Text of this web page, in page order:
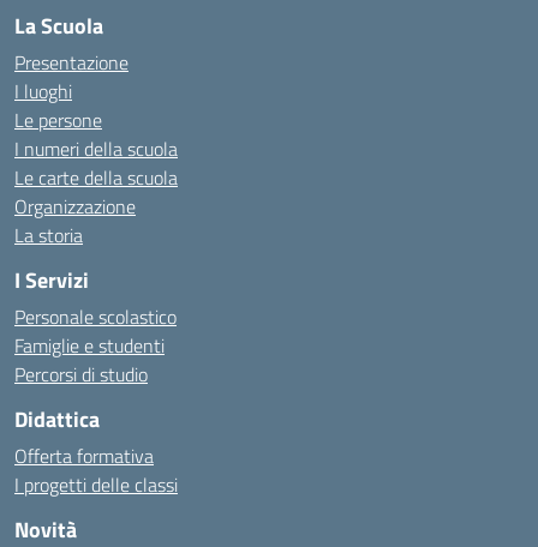
La Scuola
Presentazione
I luoghi
Le persone
I numeri della scuola
Le carte della scuola
Organizzazione
La storia
I Servizi
Personale scolastico
Famiglie e studenti
Percorsi di studio
Didattica
Offerta formativa
I progetti delle classi
Novità